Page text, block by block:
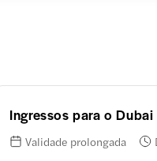
Ingressos para o
Validade prolongada